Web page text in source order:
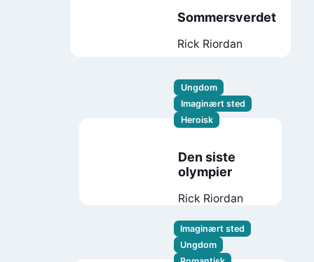
Sommersverdet
Rick Riordan
Ungdom
Imaginært sted
Heroisk
Den siste
olympier
Rick Riordan
Imaginært sted
Ungdom